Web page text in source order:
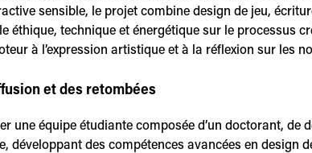
sensible, le projet combine design de jeu,
éthique, technique et énergétique sur le
à l’expression artistique et à la réflexion sur les
et des retombées
équipe étudiante composée d’un doctorant, de
développant des compétences avancées en